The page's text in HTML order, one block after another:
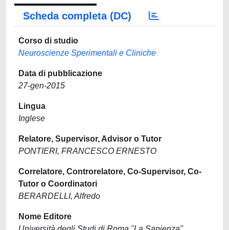
Scheda completa (DC)
Corso di studio
Neuroscienze Sperimentali e Cliniche
Data di pubblicazione
27-gen-2015
Lingua
Inglese
Relatore, Supervisor, Advisor o Tutor
PONTIERI, FRANCESCO ERNESTO
Correlatore, Controrelatore, Co-Supervisor, Co-
Tutor o Coordinatori
BERARDELLI, Alfredo
Nome Editore